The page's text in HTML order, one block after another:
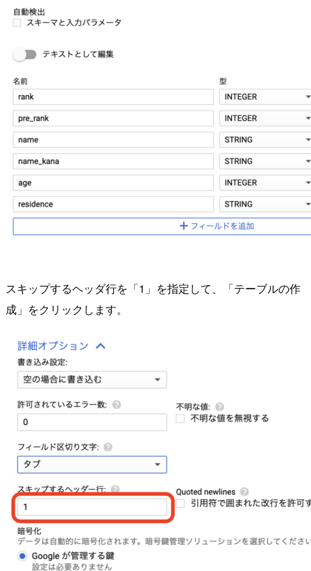
スキップするヘッダ行を「1」を指定して、「テーブルの作
成」をクリックします。